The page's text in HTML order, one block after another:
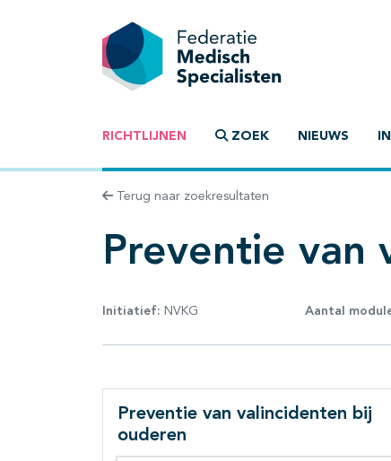
RICHTLIJNEN ZOEK NIEUWS
Terug naar zoekresultaten
Preventie van
Initiatief: NVKG Aantal
Preventie van valincidenten bij
ouderen